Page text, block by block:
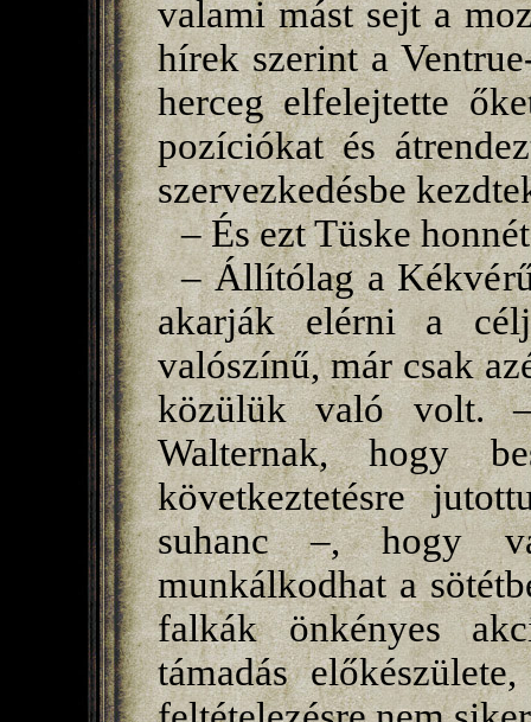
valami mást sejt a
hírek szerint a
herceg elfelejtette
pozíciókat és
szervezkedésbe
– És ezt Tüske
– Állítólag a
akarják elérni a
valószínű, már csak
közülük való volt.
Walternak, hogy
következtetésre
suhanc –, hogy
munkálkodhat a
falkák önkényes
támadás